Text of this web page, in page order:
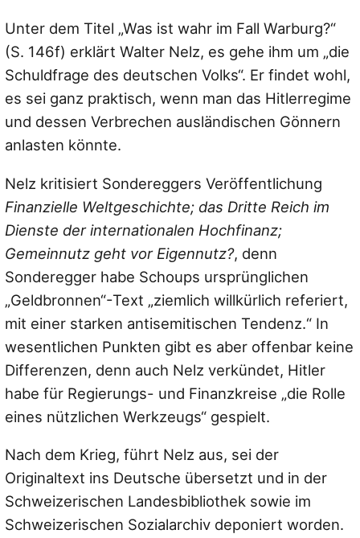
Unter dem Titel „Was ist wahr im Fall Warburg?“
(S. 146f) erklärt Walter Nelz, es gehe ihm um „die
Schuldfrage des deutschen Volks“. Er findet wohl,
es sei ganz praktisch, wenn man das Hitlerregime
und dessen Verbrechen ausländischen Gönnern
anlasten könnte.
Nelz kritisiert Sondereggers Veröffentlichung
Finanzielle Weltgeschichte; das Dritte Reich im
Dienste der internationalen Hochfinanz;
Gemeinnutz geht vor Eigennutz?, denn
Sonderegger habe Schoups ursprünglichen
„Geldbronnen“-Text „ziemlich willkürlich referiert,
mit einer starken antisemitischen Tendenz.“ In
wesentlichen Punkten gibt es aber offenbar keine
Differenzen, denn auch Nelz verkündet, Hitler
habe für Regierungs- und Finanzkreise „die Rolle
eines nützlichen Werkzeugs“ gespielt.
Nach dem Krieg, führt Nelz aus, sei der
Originaltext ins Deutsche übersetzt und in der
Schweizerischen Landesbibliothek sowie im
Schweizerischen Sozialarchiv deponiert worden.